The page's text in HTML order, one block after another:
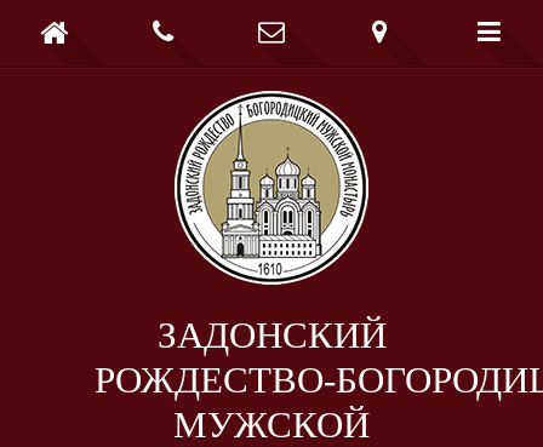
ЗАДОНСКИЙ
РОЖДЕСТВО-
МУЖСКОЙ
    